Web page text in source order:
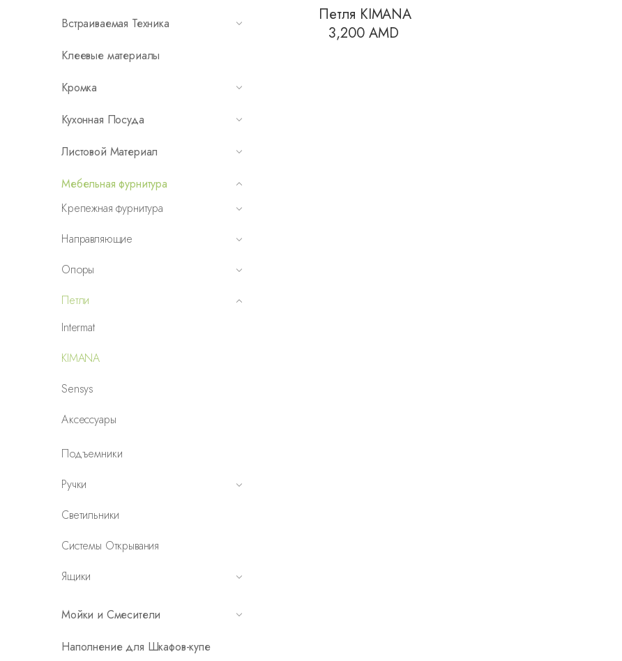
Встраиваемая Техника
Клеевые материалы
Кромка
Кухонная Посуда
Листовой Материал
Мебельная фурнитура
Крепежная фурнитура
Направляющие
Опоры
Петли
Intermat
KIMANA
Sensys
Аксессуары
Подъемники
Ручки
Светильники
Системы Открывания
Ящики
Мойки и Смесители
Наполнение для Шкафов-купе
Петля KIMANA
3,200 AMD